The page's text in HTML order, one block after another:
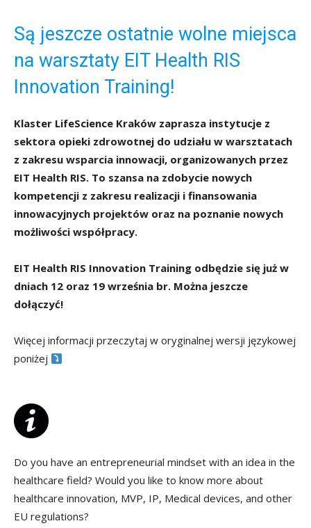
Są jeszcze ostatnie wolne miejsca
na warsztaty EIT Health RIS
Innovation Training!
Klaster LifeScience Kraków zaprasza instytucje z
sektora opieki zdrowotnej do udziału w warsztatach
z zakresu wsparcia innowacji, organizowanych przez
EIT Health RIS. To szansa na zdobycie nowych
kompetencji z zakresu realizacji i finansowania
innowacyjnych projektów oraz na poznanie nowych
możliwości współpracy.
EIT Health RIS Innovation Training odbędzie się już w
dniach 12 oraz 19 września br. Można jeszcze
dołączyć!
Więcej informacji przeczytaj w oryginalnej wersji językowej
poniżej
Do you have an entrepreneurial mindset with an idea in the
healthcare field? Would you like to know more about
healthcare innovation, MVP, IP, Medical devices, and other
EU regulations?